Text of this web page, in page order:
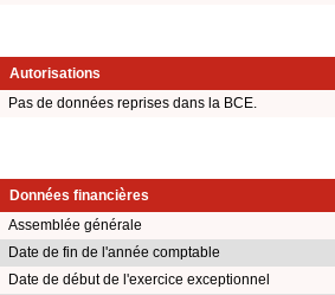
Autorisations
Pas de données reprises dans la BCE.
Données financières
Assemblée générale
Date de fin de l'année comptable
Date de début de l'exercice exceptionnel